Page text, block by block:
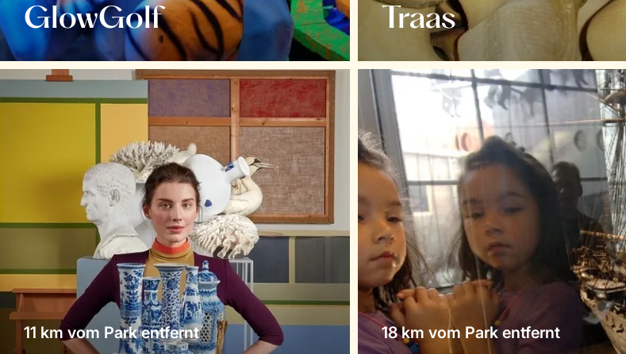
GlowGolf
Traas
11 km vom Park entfernt 18 km vom Park entfernt